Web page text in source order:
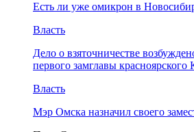
Есть ли уже омикрон в
Власть
Дело о взяточничестве
первого замглавы красноярского
Власть
Мэр Омска назначил своего